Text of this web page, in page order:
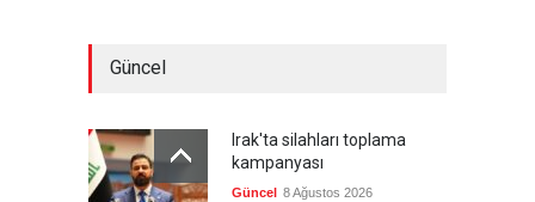
Güncel
Irak'ta silahları toplama
kampanyası
Güncel 8 Ağustos 2026